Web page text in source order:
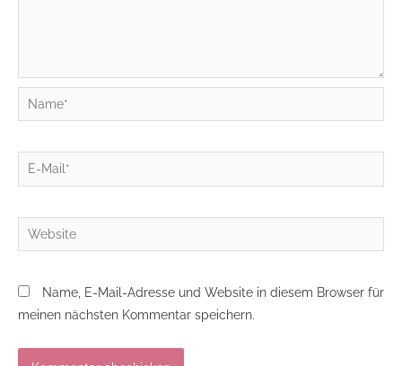
Name*
E-
Mail*
Website
Name, E-Mail-Adresse und Website in diesem Browser für
meinen nächsten Kommentar speichern.